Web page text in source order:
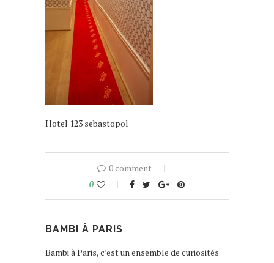
Hotel 123 sebastopol
0 comment
0
BAMBI À PARIS
Bambi à Paris, c’est un ensemble de curiosités